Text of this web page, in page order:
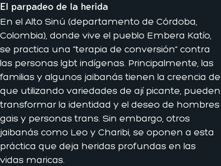
El parpadeo de la herida
En el Alto Sinú (departamento de Córdoba,
Colombia), donde vive el pueblo Embera Katío,
se practica una “terapia de conversión” contra
las personas lgbt indígenas. Principalmente, las
familias y algunos jaibanás tienen la creencia de
que utilizando variedades de ají picante, pueden
transformar la identidad y el deseo de hombres
gais y personas trans. Sin embargo, otros
jaibanás como Leo y Charibi, se oponen a esta
práctica que deja heridas profundas en las
vidas maricas.